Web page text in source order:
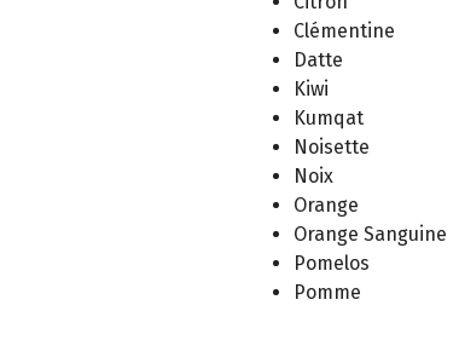
Clémentine
Datte
Kiwi
Kumqat
Noisette
Noix
Orange
Orange Sanguine
Pomelos
Pomme